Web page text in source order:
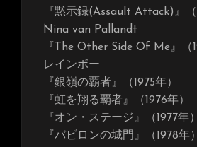
『黙示録(Assault Attack)』（
Nina van Pallandt
『The Other Side Of Me』（
レインボー
『銀嶺の覇者』（1975年）
『虹を翔る覇者』（1976年）
『オン・ステージ』（1977年）
『バビロンの城門』（1978年）